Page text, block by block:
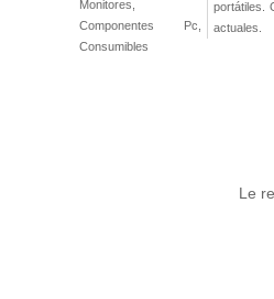
Monitores,
Componentes Pc,
Consumibles
portátiles.
actuales.
Le